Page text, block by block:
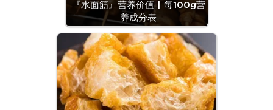
『水面筋』营养价值 | 每100g营
养成分表